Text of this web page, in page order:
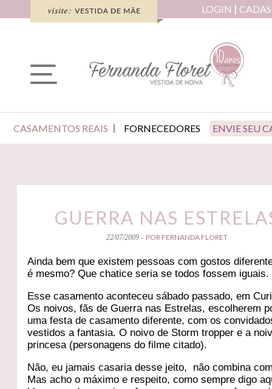
LOGIN
CASAMENTOS REAIS FORNECEDORES ENVIE SEU
GUERRA NAS
22/07/2009 - POR FERNANDA FLORET
Ainda bem que existem pessoas com gostos
é mesmo? Que chatice seria se todos fossem iguais.
Esse casamento aconteceu sábado passado, em
Os noivos, fãs de Guerra nas Estrelas, escolherem
uma festa de casamento diferente, com os
vestidos a fantasia. O noivo de Storm tropper e a
princesa (personagens do filme citado).
Não, eu jamais casaria desse jeito, não combina
Mas acho o máximo e respeito, como sempre digo